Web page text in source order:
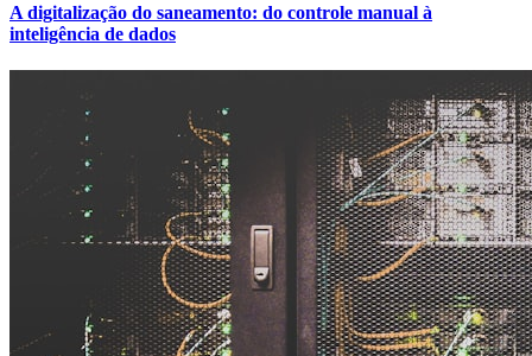
A digitalização do saneamento: do controle manual à
inteligência de dados